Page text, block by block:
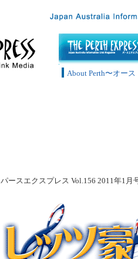
About Perth〜オー
パースエクスプレス Vol.156 2011年1月